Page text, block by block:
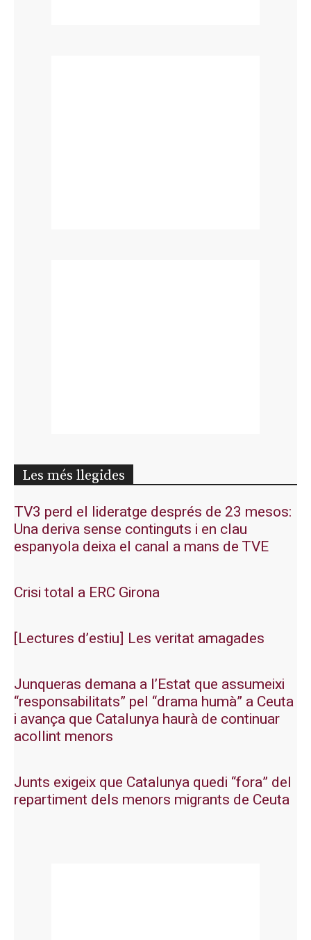
Les més llegides
TV3 perd el lideratge després de 23 mesos:
Una deriva sense continguts i en clau
espanyola deixa el canal a mans de TVE
Crisi total a ERC Girona
[Lectures d’estiu] Les veritat amagades
Junqueras demana a l’Estat que assumeixi
“responsabilitats” pel “drama humà” a Ceuta
i avança que Catalunya haurà de continuar
acollint menors
Junts exigeix que Catalunya quedi “fora” del
repartiment dels menors migrants de Ceuta